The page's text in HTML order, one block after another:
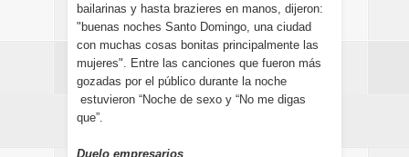
bailarinas y hasta brazieres en manos, dijeron:
"buenas noches Santo Domingo, una ciudad
con muchas cosas bonitas principalmente las
mujeres". Entre las canciones que fueron más
gozadas por el público durante la noche
estuvieron “Noche de sexo y “No me digas
que”.
Duelo empresarios